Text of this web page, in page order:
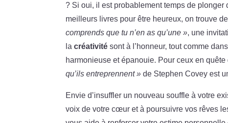
? Si oui, il est probablement temps de plonger
meilleurs livres pour être heureux, on trouve
comprends que tu n’en as qu’une », une
lacréativité sont à l’honneur, tout comme
harmonieuse et épanouie. Pour ceux en
qu’ils entreprennent » de Stephen Covey est
Envie d’insuffler un nouveau souffle à votre
voix de votre cœur et à poursuivre vos rêves